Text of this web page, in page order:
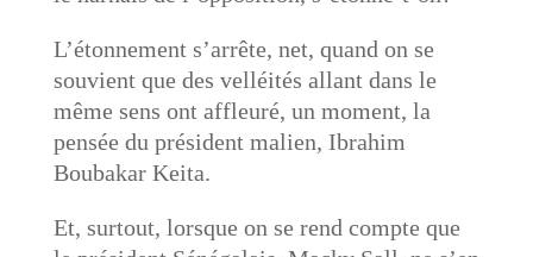
L’étonnement s’arrête, net, quand on se
souvient que des velléités allant dans le
même sens ont affleuré, un moment, la
pensée du président malien, Ibrahim
Boubakar Keita.
Et, surtout, lorsque on se rend compte que